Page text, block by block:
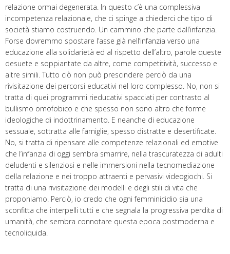
relazione ormai degenerata. In questo c’è una complessiva
incompetenza relazionale, che ci spinge a chiederci che tipo di
società stiamo costruendo. Un cammino che parte dall’infanzia.
Forse dovremmo spostare l’asse già nell’infanzia verso una
educazione alla solidarietà ed al rispetto dell’altro, parole queste
desuete e soppiantate da altre, come competitività, successo e
altre simili. Tutto ciò non può prescindere perciò da una
rivisitazione dei percorsi educativi nel loro complesso. No, non si
tratta di quei programmi rieducativi spacciati per contrasto al
bullismo omofobico e che spesso non sono altro che forme
ideologiche di indottrinamento. E neanche di educazione
sessuale, sottratta alle famiglie, spesso distratte e desertificate.
No, si tratta di ripensare alle competenze relazionali ed emotive
che l’infanzia di oggi sembra smarrire, nella trascuratezza di adulti
deludenti e silenziosi e nelle immersioni nella tecnomediazione
della relazione e nei troppo attraenti e pervasivi videogiochi. Si
tratta di una rivisitazione dei modelli e degli stili di vita che
proponiamo. Perciò, io credo che ogni femminicidio sia una
sconfitta che interpelli tutti e che segnala la progressiva perdita di
umanità, che sembra connotare questa epoca postmoderna e
tecnoliquida.